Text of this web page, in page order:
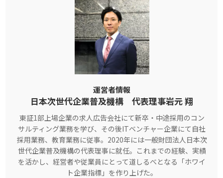
運営者情報
日本次世代企業普及機構 代表理事岩元 翔
東証1部上場企業の求人広告会社にて新卒・中途採用のコン
サルティング業務を学び、その後ITベンチャー企業にて自社
採用業務、教育業務に従事。2020年には一般財団法人日本次
世代企業普及機構の代表理事に就任。これまでの経験、実績
を活かし、経営者や従業員にとって道しるべとなる「ホワイ
ト企業指標」を作り上げた。